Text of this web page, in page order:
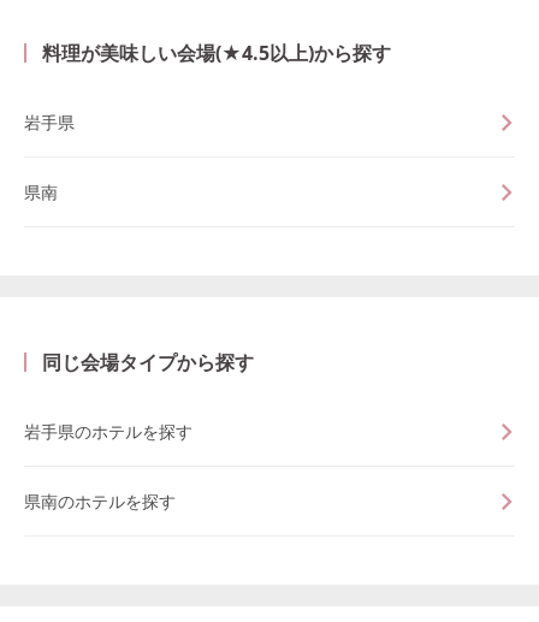
料理が美味しい会場(★4.5以上)から探す
岩手県
県南
同じ会場タイプから探す
岩手県のホテルを探す
県南のホテルを探す